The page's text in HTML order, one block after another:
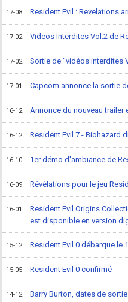
17-08 Resident Evil : Revelations
17-02 Videos Interdites Vol.2 de
17-02 Sortie de "vidéos interdites
17-01 Capcom annonce la sortie
16-12 Annonce du nouveau trailer
16-12 Resident Evil 7 - Biohazard
16-10 1er démo d'ambiance de
16-09 Révélations pour le jeu
16-01
Resident Evil Origins
est disponible en version
15-12 Resident Evil 0 débarque le
15-05 Resident Evil 0 confirmé
14-12
Barry Burton, dates de